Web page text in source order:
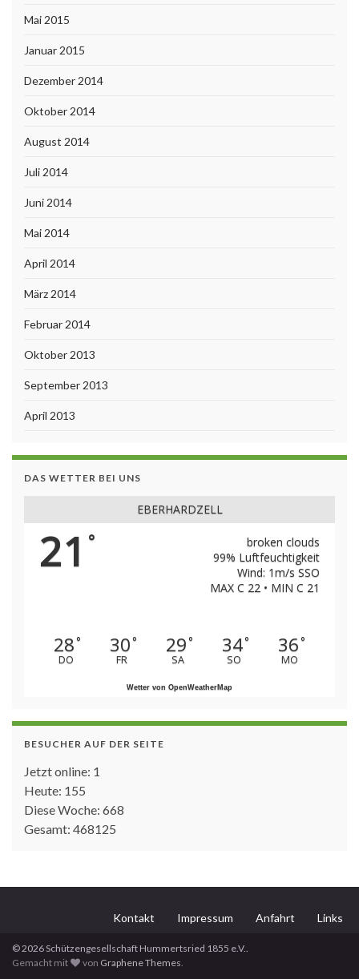
Mai 2015
Januar 2015
Dezember 2014
Oktober 2014
August 2014
Juli 2014
Juni 2014
Mai 2014
April 2014
März 2014
Februar 2014
Oktober 2013
September 2013
April 2013
DAS WETTER BEI UNS
EBERHARDZELL
21 °
broken clouds
99% Luftfeuchtigkeit
Wind: 1m/s SSO
MAX C 22 • MIN C 21
28°
DO
30°
FR
29°
SA
34°
SO
36°
MO
Wetter von OpenWeatherMap
BESUCHER AUF DER SEITE
Jetzt online: 1
Heute: 155
Diese Woche: 668
Gesamt: 468125
Kontakt Impressum Anfahrt Links
© 2026 Schützengesellschaft Hummertsried 1855 e.V..
Gemacht mit
von Graphene Themes